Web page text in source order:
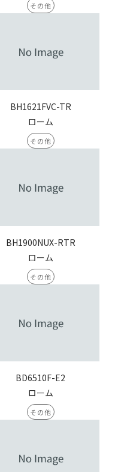
その他
BH1621FVC-TR
ローム
その他
BH1900NUX-RTR
ローム
その他
BD6510F-E2
ローム
その他